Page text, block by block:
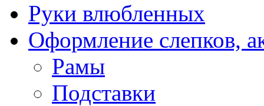
Руки влюбленных
Оформление слепков,
Рамы
Подставки